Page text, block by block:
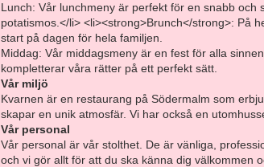
Lunch: Vår lunchmeny är perfekt för en snabb
potatismos.</li> <li><strong>Brunch</strong>: På
start på dagen för hela familjen.
Middag: Vår middagsmeny är en fest för alla
kompletterar våra rätter på ett perfekt sätt.
Vår miljö
Kvarnen är en restaurang på Södermalm som
skapar en unik atmosfär. Vi har också en
Vår personal
Vår personal är vår stolthet. De är vänliga,
och vi gör allt för att du ska känna dig välkommen